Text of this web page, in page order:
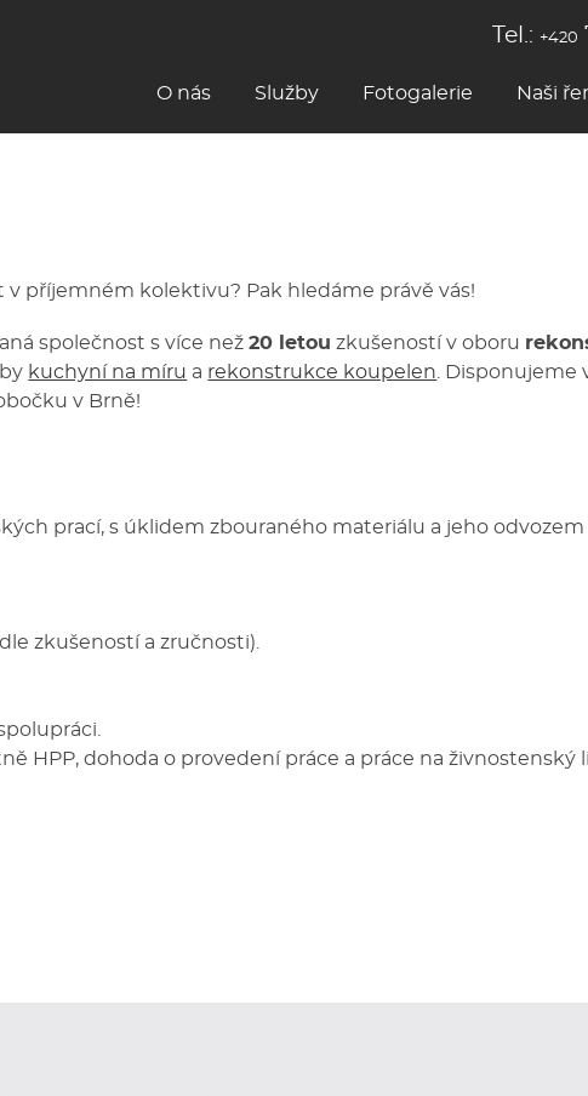
Tel.: +420
O nás Služby Fotogalerie Naši
příjemném kolektivu? Pak hledáme právě vás!
společnost s více než20 letou zkušeností v oboru
kuchyní na míru a rekonstrukce koupelen .
v Brně!
prací, s úklidem zbouraného materiálu a jeho
zkušeností a zručnosti).
HPP, dohoda o provedení práce a práce na živnostenský